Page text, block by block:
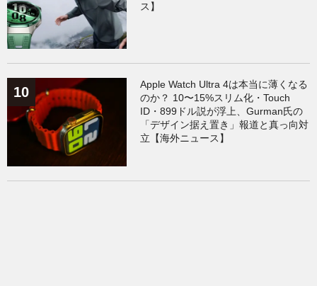
ス】
Apple Watch Ultra 4は本当に薄くなる
のか？ 10〜15%スリム化・Touch
ID・899ドル説が浮上、Gurman氏の
「デザイン据え置き」報道と真っ向対
立【海外ニュース】